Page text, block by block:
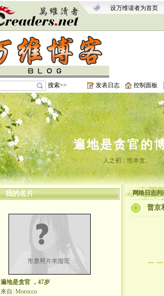
设万维读者为首页
搜索>> 发表日志 控制面板
遍地是贪官的
人之初，性本贪。
我的名片
遍地是贪官 ，47岁
来自: Morocco
网络日志列
普京